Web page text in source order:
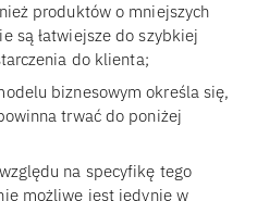
produktów o mniejszych
są łatwiejsze do szybkiej
do klienta;
biznesowym określa się,
trwać do poniżej
na specyfikę tego
możliwe jest jedynie w